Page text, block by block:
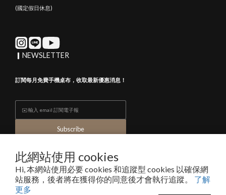
此網站使用 cookies
Hi, 本網站使用必要 cookies 和追蹤型 cookies 以確保網
站服務，後者將在獲得你的同意後才會執行追蹤。 了解
更多
(國定假日休息)
▎NEWSLETTER
訂閱每月免費手機桌布，收取最新優惠消息！
Subscribe
隱私條款與細則| Copyright © 2017-2024 TIMU All rights reserved
TIMU INTERNATIONAL LTD. 渧牧國際有限公司｜統編 94077396